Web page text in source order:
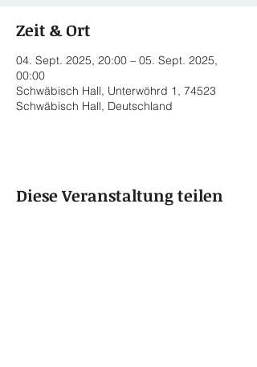
Zeit & Ort
04. Sept. 2025, 20:00 – 05. Sept. 2025,
00:00
Schwäbisch Hall, Unterwöhrd 1, 74523
Schwäbisch Hall, Deutschland
Diese Veranstaltung teilen